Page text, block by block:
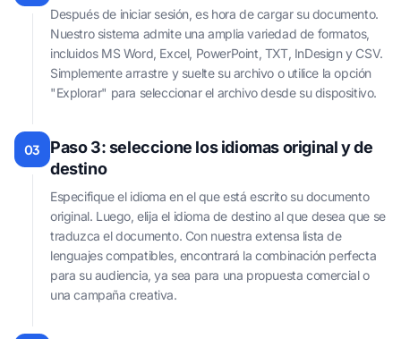
Después de iniciar sesión, es hora de cargar su documento.
Nuestro sistema admite una amplia variedad de formatos,
incluidos MS Word, Excel, PowerPoint, TXT, InDesign y CSV.
Simplemente arrastre y suelte su archivo o utilice la opción
"Explorar" para seleccionar el archivo desde su dispositivo.
03
Paso 3: seleccione los idiomas original y de
destino
Especifique el idioma en el que está escrito su documento
original. Luego, elija el idioma de destino al que desea que se
traduzca el documento. Con nuestra extensa lista de
lenguajes compatibles, encontrará la combinación perfecta
para su audiencia, ya sea para una propuesta comercial o
una campaña creativa.